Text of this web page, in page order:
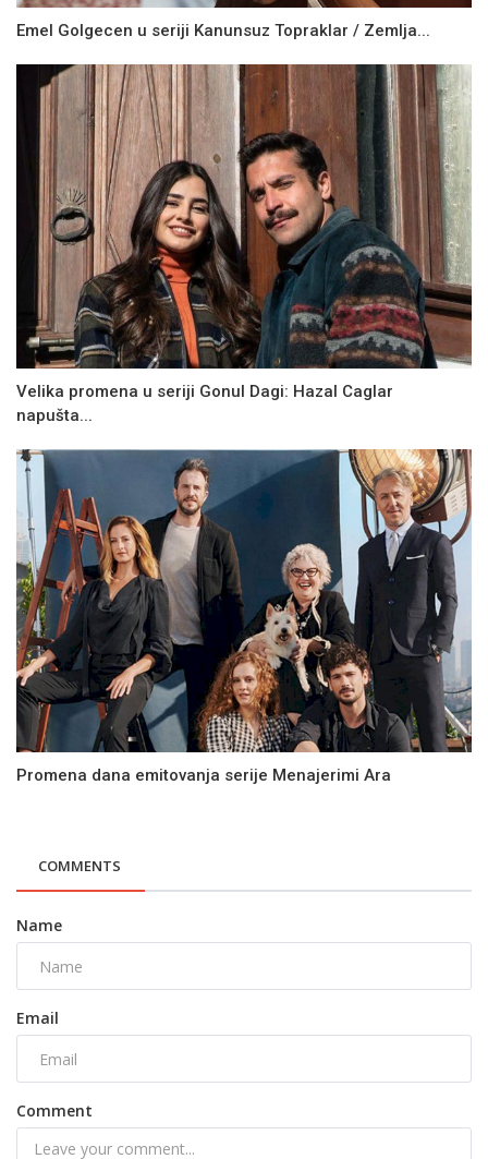
Emel Golgecen u seriji Kanunsuz Topraklar / Zemlja...
Velika promena u seriji Gonul Dagi: Hazal Caglar
napušta...
Promena dana emitovanja serije Menajerimi Ara
COMMENTS
Name
Email
Comment